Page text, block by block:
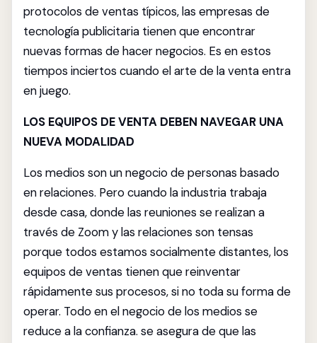
protocolos de ventas típicos, las empresas de
tecnología publicitaria tienen que encontrar
nuevas formas de hacer negocios. Es en estos
tiempos inciertos cuando el arte de la venta entra
en juego.
LOS EQUIPOS DE VENTA DEBEN NAVEGAR UNA
NUEVA MODALIDAD
Los medios son un negocio de personas basado
en relaciones. Pero cuando la industria trabaja
desde casa, donde las reuniones se realizan a
través de Zoom y las relaciones son tensas
porque todos estamos socialmente distantes, los
equipos de ventas tienen que reinventar
rápidamente sus procesos, si no toda su forma de
operar. Todo en el negocio de los medios se
reduce a la confianza. se asegura de que las